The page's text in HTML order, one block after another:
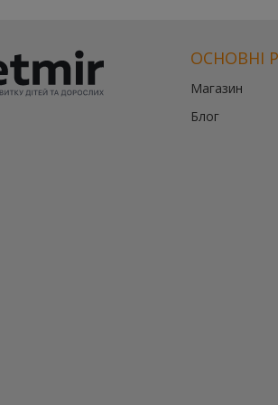
ОСНОВНІ
Магазин
Блог